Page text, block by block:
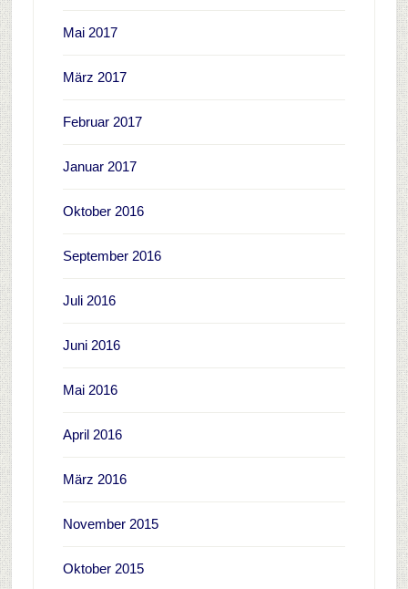
Mai 2017
März 2017
Februar 2017
Januar 2017
Oktober 2016
September 2016
Juli 2016
Juni 2016
Mai 2016
April 2016
März 2016
November 2015
Oktober 2015